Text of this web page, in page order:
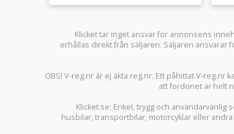
Klicket tar inget ansvar för annonsens
erhållas direkt från säljaren. Säljaren
OBS! V-reg.nr är ej äkta reg.nr. Ett påhittat V-
att fordonet är helt
Klicket.se: Enkel, trygg och användarvänlig
husbilar,transportbilar, motorcyklar eller